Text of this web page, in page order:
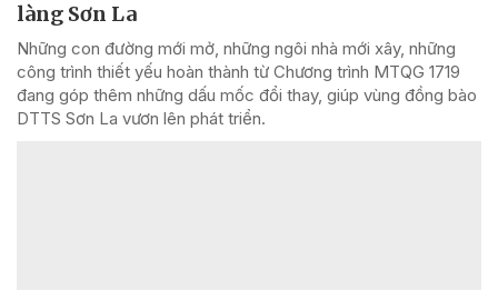
làng Sơn La
Những con đường mới mở, những ngôi nhà mới xây, những
công trình thiết yếu hoàn thành từ Chương trình MTQG 1719
đang góp thêm những dấu mốc đổi thay, giúp vùng đồng bào
DTTS Sơn La vươn lên phát triển.